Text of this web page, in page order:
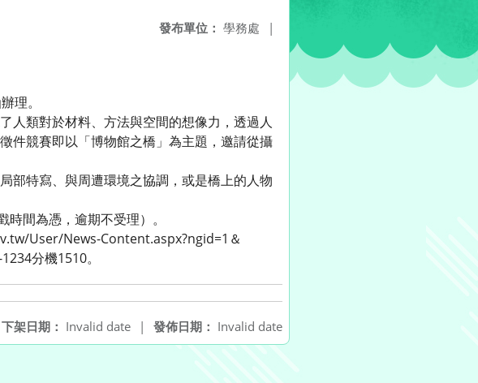
發布單位： 學務處 |
理。
人類對於材料、方法與空間的想像力，透過人
件競賽即以「博物館之橋」為主題，邀請從攝
部特寫、與周遭環境之協調，或是橋上的人物
間為憑，逾期不受理）。
User/News-Content.aspx?ngid=1＆
分機1510。
發佈日期： Invalid date
下架日期： Invalid date |